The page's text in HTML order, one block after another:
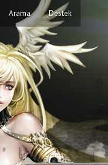
Destek
Arama